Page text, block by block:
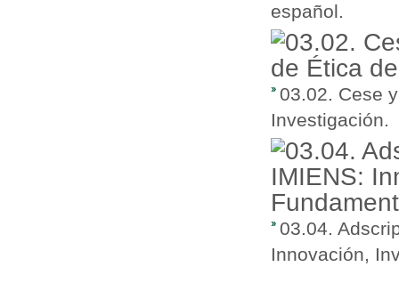
español.
03.02. Cese
Investigación.
03.04.
Innovación,